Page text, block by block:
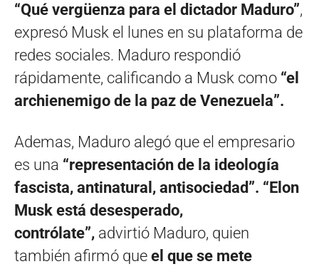
“Qué vergüenza para el dictador Maduro”,
expresó Musk el lunes en su plataforma de
redes sociales. Maduro respondió
rápidamente, calificando a Musk como “el
archienemigo de la paz de Venezuela”.
Ademas, Maduro alegó que el empresario
es una “representación de la ideología
fascista, antinatural, antisociedad”. “Elon
Musk está desesperado,
contrólate”, advirtió Maduro, quien
también afirmó que el que se mete